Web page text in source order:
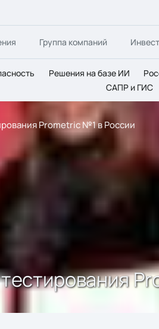
Группа компаний
Решения на базе ИИ
САПР и ГИС
Prometric №1 в России